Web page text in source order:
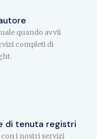
quando avvii
completi di
di tenuta registri
i nostri servizi